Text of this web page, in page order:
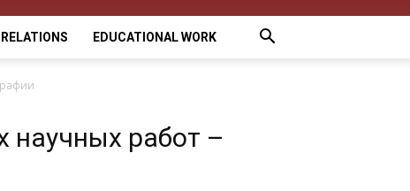
EDUCATIONAL WORK
научных работ –